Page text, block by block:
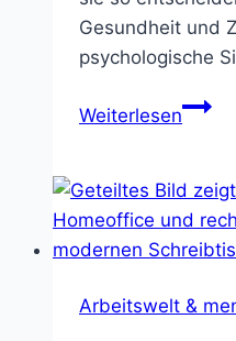
Gesundheit und
psychologische
Weiterlesen
Team:
Wie
Arbeitswelt &